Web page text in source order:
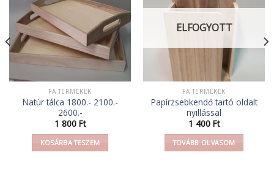
FA TERMÉKEK
Natúr tálca 1800.- 2100.-
2600.-
1 800 Ft
KOSÁRBA TESZEM
ELFOGYOTT
FA TERMÉKEK
Papírzsebkendő tartó oldalt
nyillással
1 400 Ft
TOVÁBB OLVASOM